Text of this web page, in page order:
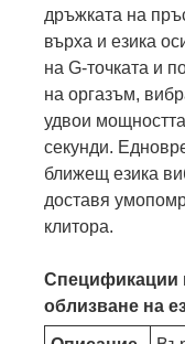
дръжката на
върха и езика
на G-точката и
на оргазъм,
удвои
секунди.
ближещ езика
доставя
клитора.
Спецификации
облизване на